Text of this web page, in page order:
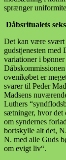
sprænger
Dåbsritualets
Det kan være svært
gudstjenesten med
variationer i
ovenikøbet er
svarer til Peder
Madsens
Luthers
sætninger, hvor det
om syndernes
bortskylle alt det,
N. med alle Guds
om evigt liv“.